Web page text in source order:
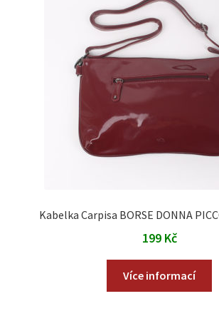
Kabelka Carpisa BORSE DONNA
199 Kč
Více informací